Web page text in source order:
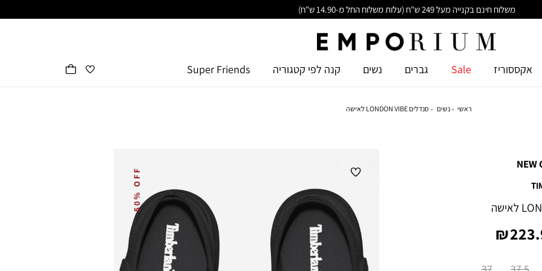
משלוח חינם בקנייה מעל 249 ש"ח (עלות משלוח החל מ-14.90 ש"ח)
אקססוריז Sale גברים נשים קנה לפי קטגוריה Super Friends
ראשי נשים סנדלים LONDON VIBE לאישה
50% OFF
NEW